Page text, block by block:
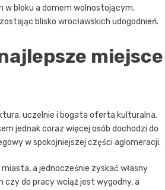
w bloku a domem wolnostojącym.
blisko wrocławskich udogodnień.
miejsce
uczelnie i bogata oferta kulturalna.
jednak coraz więcej osób dochodzi do
w spokojniejszej części aglomeracji.
a jednocześnie zyskać własny
czy do pracy wciąż jest wygodny, a